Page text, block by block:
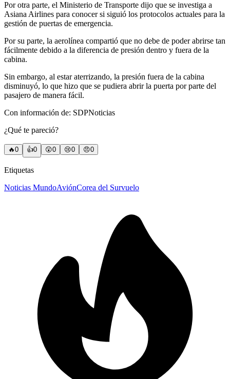
Por otra parte, el Ministerio de Transporte dijo que se investiga a
Asiana Airlines para conocer si siguió los protocolos actuales para la
gestión de puertas de emergencia.
Por su parte, la aerolínea compartió que no debe de poder abrirse tan
fácilmente debido a la diferencia de presión dentro y fuera de la
cabina.
Sin embargo, al estar aterrizando, la presión fuera de la cabina
disminuyó, lo que hizo que se pudiera abrir la puerta por parte del
pasajero de manera fácil.
Con información de: SDPNoticias
¿Qué te pareció?
🔥0 👍0 😲0 😢0 😠0
Etiquetas
Noticias MundoAviónCorea del Survuelo